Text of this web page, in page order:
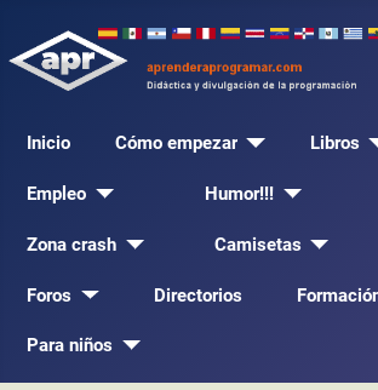
Inicio Cómo empezar Libros
Empleo Humor!!!
Zona crash Camisetas
Foros Directorios
Para niños